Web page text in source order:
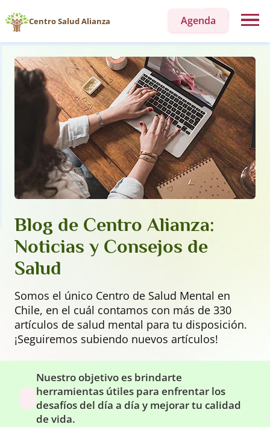
Centro Salud Alianza Agenda
Blog de Centro Alianza:
Noticias y Consejos de
Salud
Somos el único Centro de Salud Mental en
Chile, en el cuál contamos con más de 330
artículos de salud mental para tu disposición.
¡Seguiremos subiendo nuevos artículos!
Nuestro objetivo es brindarte
herramientas útiles para enfrentar los
desafíos del día a día y mejorar tu calidad
de vida.